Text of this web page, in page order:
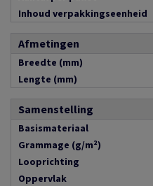
Inhoud verpakkingseenheid
Afmetingen
Breedte (mm)
Lengte (mm)
Samenstelling
Basismateriaal
Grammage (g/m²)
Looprichting
Oppervlak